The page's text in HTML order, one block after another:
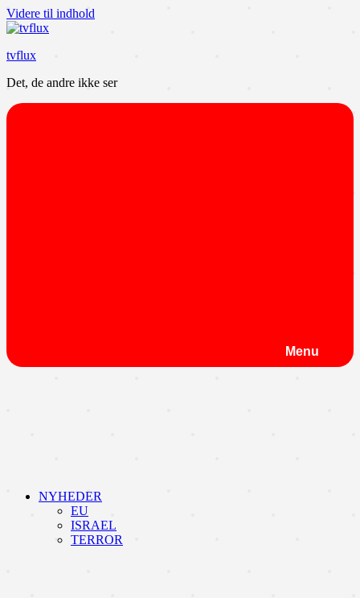
Videre til indhold
tvflux
Det, de andre ikke ser
Menu
NYHEDER
EU
ISRAEL
TERROR